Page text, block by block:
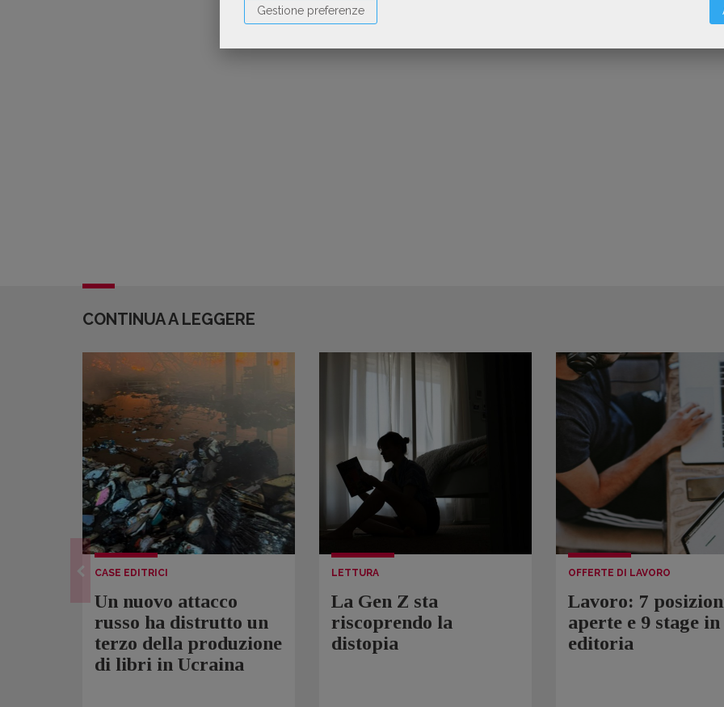
Gestione preferenze
CONTINUA A LEGGERE
CASE EDITRICI
Un nuovo attacco
russo ha distrutto un
terzo della produzione
di libri in Ucraina
LETTURA
La Gen Z sta
riscoprendo la
distopia
OFFERTE DI LAVORO
Lavoro: 7
aperte e 9 stage in
editoria